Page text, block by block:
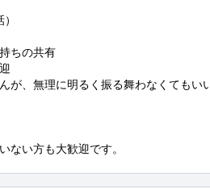
ちの共有
、無理に明るく振る舞わなくてもい
ない方も大歓迎です。